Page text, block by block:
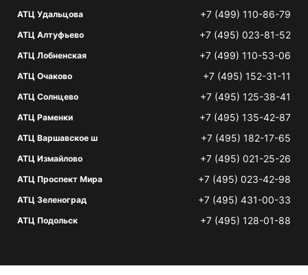
АТЦ Удальцова +7 (499) 110-86-79
АТЦ Алтуфьево +7 (495) 023-81-52
АТЦ Лобненская +7 (499) 110-53-06
АТЦ Очаково +7 (495) 152-31-11
АТЦ Солнцево +7 (495) 125-38-41
АТЦ Раменки +7 (495) 135-42-87
АТЦ Варшавское ш +7 (495) 182-17-65
АТЦ Измайлово +7 (495) 021-25-26
АТЦ Проспект Мира +7 (495) 023-42-98
АТЦ Зеленоград +7 (495) 431-00-33
АТЦ Подольск +7 (495) 128-01-88